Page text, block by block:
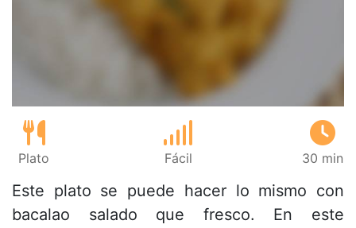
Plato Fácil 30 min
Este plato se puede hacer lo mismo con
bacalao salado que fresco. En este